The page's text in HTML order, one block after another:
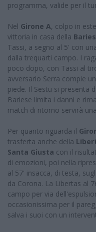
programma, valide per il
Nel Girone A, colpo in
vittoria in casa della
Tassi, a segno al 5' con
dalla trequarti campo. I
poco dopo, con Tassi al
avversario Serra compie
piede. Il Sestu si presenta
Bariese limita i danni e
match di ritorno servirà
Per quanto riguarda il
trasferta anche della
Santa Giusta con il
di emozioni, poi nella
al 57' insacca, di testa,
da Corona. La Libertas al
campo per via
occasionissima per il
salva i suoi con un